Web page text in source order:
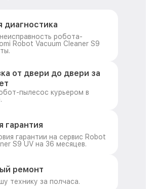
диагностика
робота-
Robot Vacuum Cleaner S9
от двери до двери за
пылесос курьером в
гарантия
гарантии на сервис Robot
S9 UV на 36 месяцев.
ремонт
технику за полчаса.